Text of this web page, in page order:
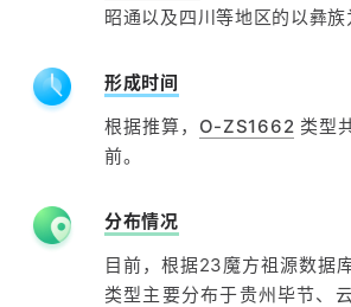
昭通以及四川等地区的以彝族
形成时间
根据推算， O-ZS1662 类型
前。
分布情况
目前，根据23魔方祖源数据库
类型主要分布于贵州毕节、